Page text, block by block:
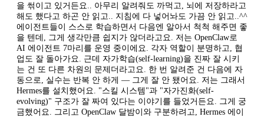
을 썪이고 있거든요.. 아무리 알려줘도 까먹고, 뇌에 저장하라고
해도 했다고 하곤 안 읽고.. 지침에 다 넣어놔도 가끔 안 읽고..^^
에이전트들이 스스로 학습하면서 다음엔 알아서 척척 해주면 좋
을 텐데, 그게 생각만큼 쉽지가 않더라고요. 저는 OpenClaw로
AI 에이전트 7마리를 운영 중이에요. 각자 역할이 분명하고, 협
업도 잘 돌아가요. 근데 자가학습(self-learning)을 진짜 잘 시키
는 건 또 다른 차원의 문제더라고요. 한 번 알려준 건 다음에 자
동으로, 실수는 반복 안 하게 — 그게 잘 안 됐어요. 저는 그래서
Hermes를 설치했어요. "스킬 시스템"과 "자가진화(self-
evolving)" 구조가 잘 짜여 있다는 이야기를 들었거든요. 그게 궁
금했어요. 그리고 OpenClaw 달밤이와 구분하려고, Hermes 에이